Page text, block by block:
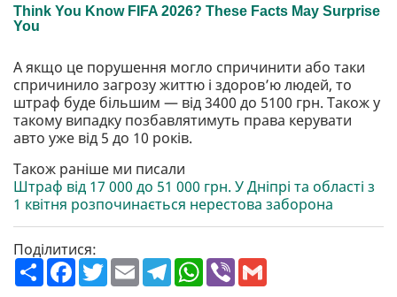
А якщо це порушення могло спричинити або таки
спричинило загрозу життю і здоров’ю людей, то
штраф буде більшим — від 3400 до 5100 грн. Також у
такому випадку позбавлятимуть права керувати
авто уже від 5 до 10 років.
Також раніше ми писали
Штраф від 17 000 до 51 000 грн. У Дніпрі та області з
1 квітня розпочинається нерестова заборона
Поділитися:
П
о
F
a
T
w
E
m
T
e
W
h
V